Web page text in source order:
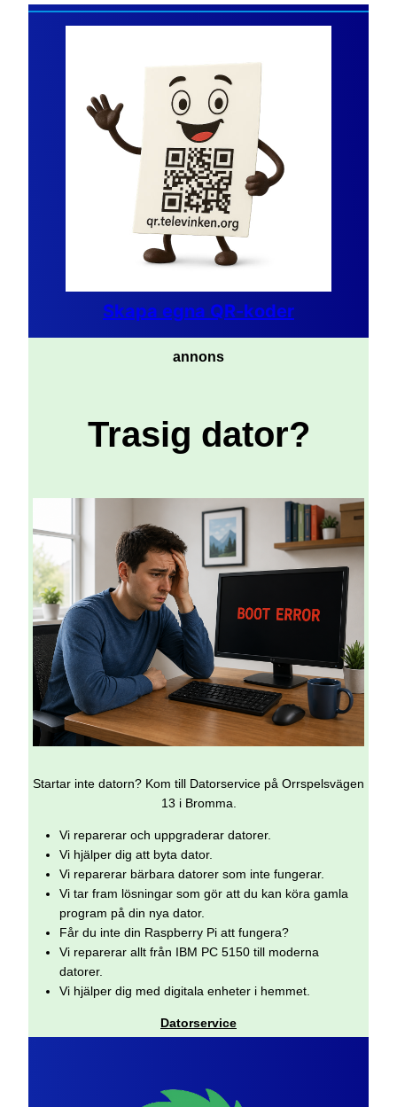
Skapa egna QR-koder
annons
Trasig dator?
Startar inte datorn? Kom till Datorservice på Orrspelsvägen
13 i Bromma.
Vi reparerar och uppgraderar datorer.
Vi hjälper dig att byta dator.
Vi reparerar bärbara datorer som inte fungerar.
Vi tar fram lösningar som gör att du kan köra gamla
program på din nya dator.
Får du inte din Raspberry Pi att fungera?
Vi reparerar allt från IBM PC 5150 till moderna
datorer.
Vi hjälper dig med digitala enheter i hemmet.
Datorservice